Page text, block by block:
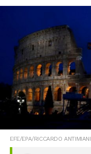
EFE/EPA/RICCARDO ANTIMIANI